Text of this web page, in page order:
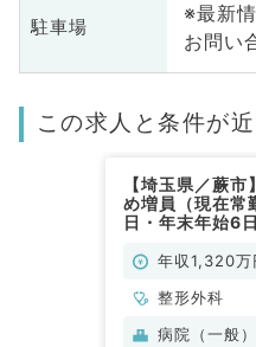
駐車場
※最新
お問い
この求人と条件が
【埼玉県／蕨
め増員（現在常
日・年末年始6
年収1,320
整形外科
病院（一般）